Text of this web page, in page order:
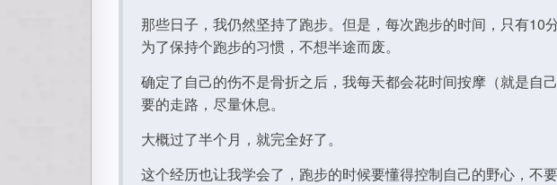
那些日子，我仍然坚持了跑步。但是，每次跑步的时间，只有10
为了保持个跑步的习惯，不想半途而废。
确定了自己的伤不是骨折之后，我每天都会花时间按摩（就是自
要的走路，尽量休息。
大概过了半个月，就完全好了。
这个经历也让我学会了，跑步的时候要懂得控制自己的野心，不